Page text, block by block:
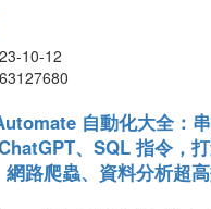
10-12
自動化大全：
、SQL 指令，
網路爬蟲、資料分析超